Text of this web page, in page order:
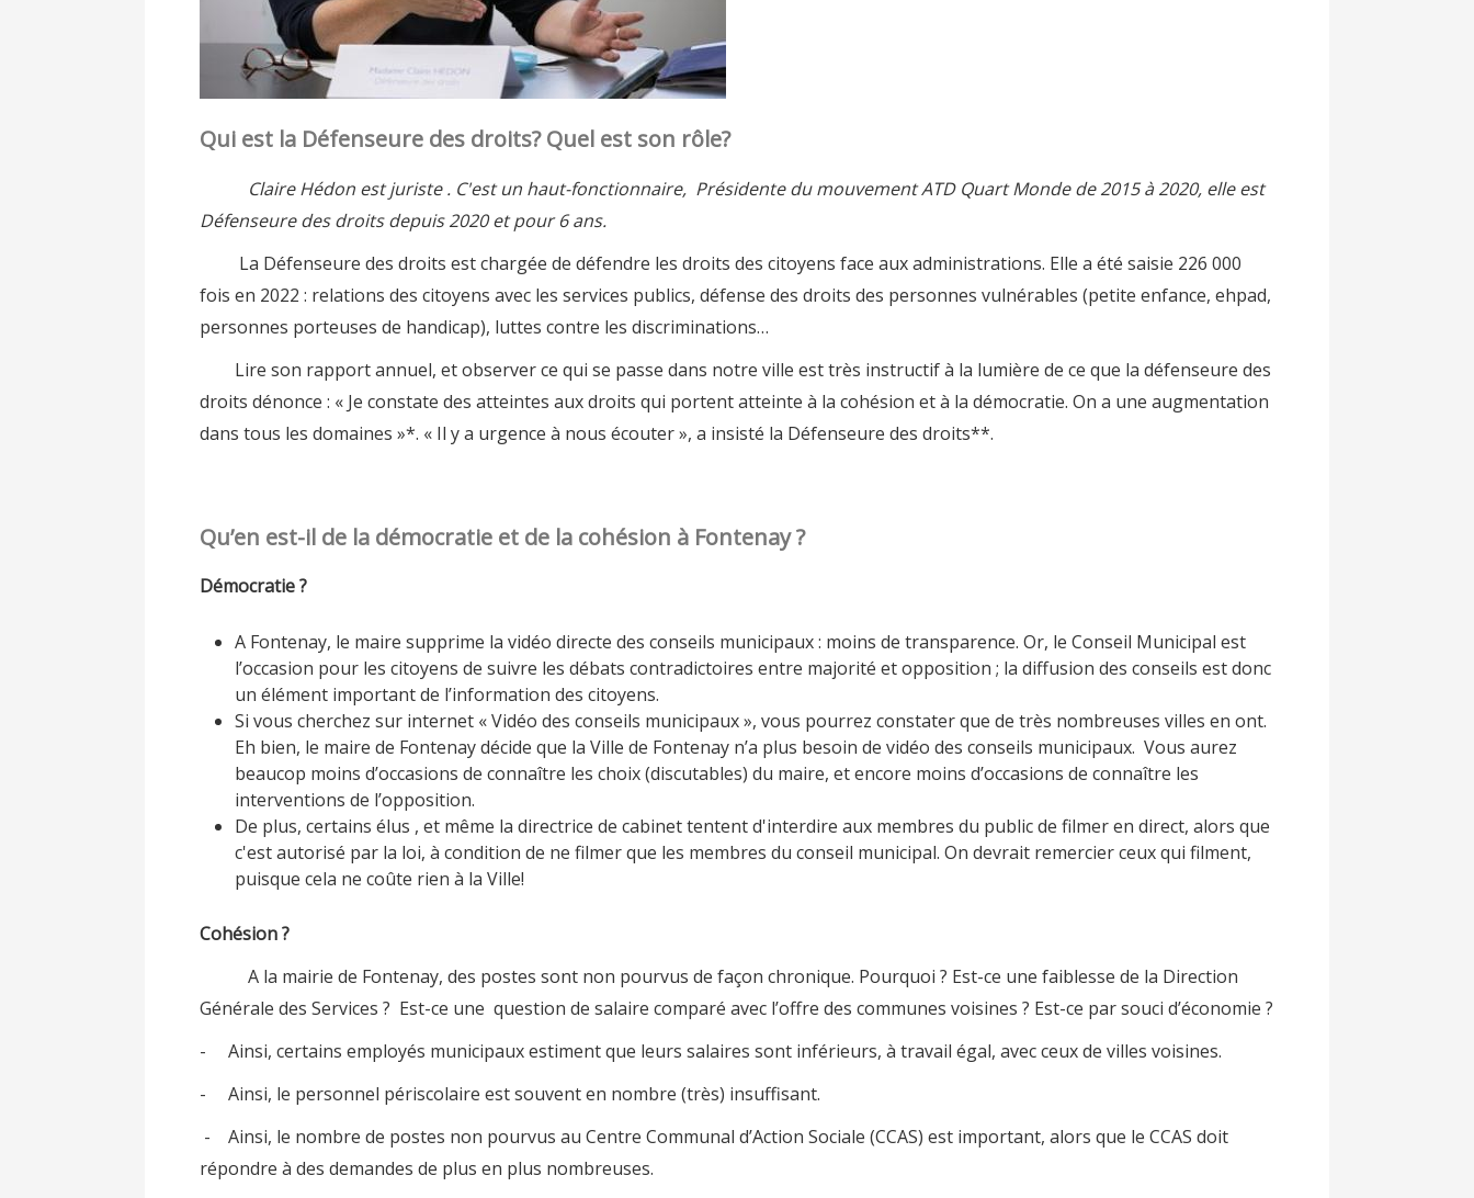
Qui est la Défenseure des droits? Quel est son rôle?
Claire Hédon est juriste . C'est un haut-fonctionnaire, Présidente du mouvement ATD Quart Mondede 2015 à 2020, elle est
Défenseure des droitsdepuis 2020 et pour 6 ans.
La Défenseure des droits est chargée de défendre les droits des citoyens face aux administrations. Elle a été saisie 226 000
fois en 2022 : relations des citoyens avec les services publics, défense des droits des personnes vulnérables (petite enfance, ehpad,
personnes porteuses de handicap), luttes contre les discriminations…
Lire son rapport annuel, et observer ce qui se passe dans notre ville est très instructif à la lumière de ce que la défenseure des
droits dénonce : « Je constate des atteintes aux droits qui portent atteinte à la cohésion et à la démocratie. On a une augmentation
dans tous les domaines »*. « Il y a urgence à nous écouter », a insisté la Défenseure des droits**.
Qu’en est-il de la démocratie et de la cohésion à Fontenay ?
Démocratie ?
A Fontenay, le maire supprime la vidéo directe des conseils municipaux : moins de transparence. Or, le Conseil Municipal est
l’occasion pour les citoyens de suivre les débats contradictoires entre majorité et opposition ; la diffusion des conseils est donc
un élément important de l’information des citoyens.
Si vous cherchez sur internet « Vidéo des conseils municipaux », vous pourrez constater que de très nombreuses villes en ont.
Eh bien, le maire de Fontenay décide que la Ville de Fontenay n’a plus besoin de vidéo des conseils municipaux. Vous aurez
beaucop moins d’occasions de connaître les choix (discutables) du maire, et encore moins d’occasions de connaître les
interventions de l’opposition.
De plus, certains élus , et même la directrice de cabinet tentent d'interdire aux membres du public de filmer en direct, alors que
c'est autorisé par la loi, à condition de ne filmer que les membres du conseil municipal. On devrait remercier ceux qui filment,
puisque cela ne coûte rien à la Ville!
Cohésion ?
A la mairie de Fontenay, des postes sont non pourvus de façon chronique. Pourquoi ? Est-ce une faiblesse de la Direction
Générale des Services ? Est-ce une question de salaire comparé avec l’offre des communes voisines ? Est-ce par souci d’économie ?
- Ainsi, certains employés municipaux estiment que leurs salaires sont inférieurs, à travail égal, avec ceux de villes voisines.
- Ainsi, le personnel périscolaire est souvent en nombre (très) insuffisant.
- Ainsi, le nombre de postes non pourvus au Centre Communal d’Action Sociale (CCAS) est important, alors que le CCAS doit
répondre à des demandes de plus en plus nombreuses.